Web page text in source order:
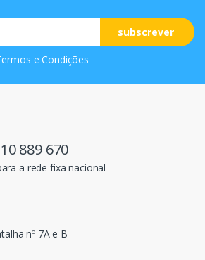
subscrever
e Condições
889 670
a rede fixa nacional
nº 7A e B